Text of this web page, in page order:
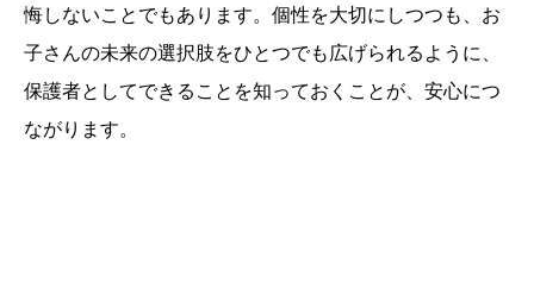
悔しないことでもあります。個性を大切にしつつも、お
子さんの未来の選択肢をひとつでも広げられるように、
保護者としてできることを知っておくことが、安心につ
ながります。